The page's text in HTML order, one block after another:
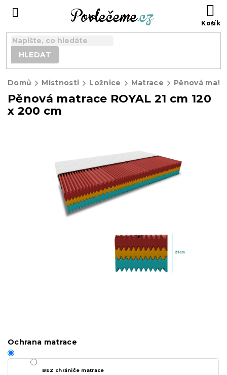
HLEDAT
Domů Místnosti Ložnice Matrace
Pěnová matrace ROYAL 21 cm 120
x 200 cm
Ochrana matrace
BEZ chrániče matrace